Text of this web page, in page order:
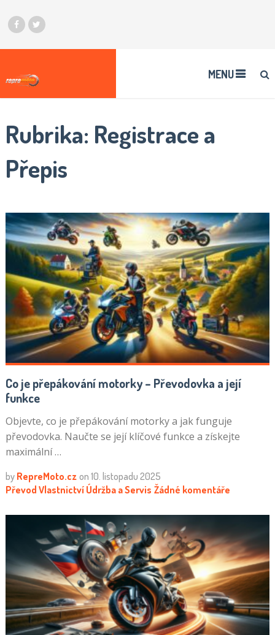
MENU
Rubrika: Registrace a
Přepis
Co je přepákování motorky – Převodovka a její
funkce
Objevte, co je přepákování motorky a jak funguje
převodovka. Naučte se její klíčové funkce a získejte
maximální …
by RepreMoto.cz on 10. listopadu 2025
Převod Vlastnictví Údržba a Servis Žádné komentáře